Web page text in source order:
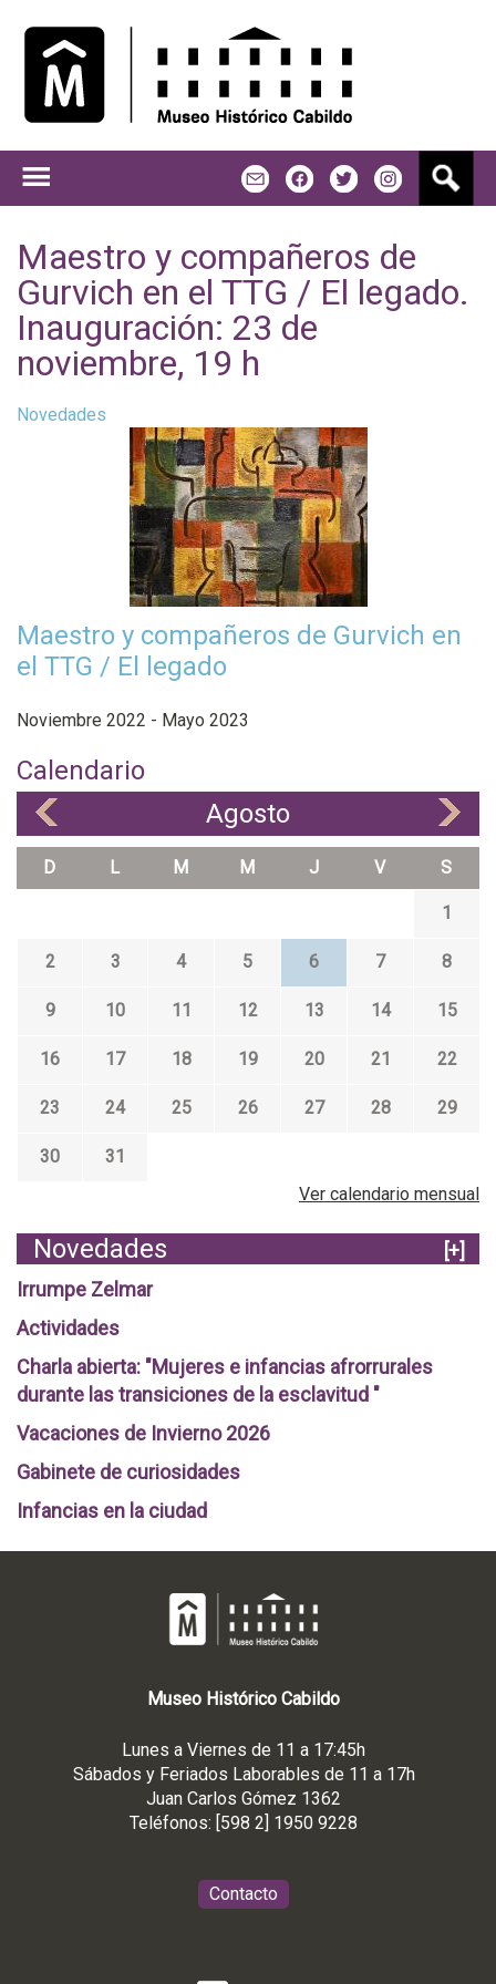
Maestro y compañeros de
Gurvich en el TTG / El legado.
Inauguración: 23 de
noviembre, 19 h
Novedades
Maestro y compañeros de Gurvich en
el TTG / El legado
Noviembre 2022 - Mayo 2023
Calendario
Agosto
D L M M J V S
1
2 3 4 5 6 7 8
9 10 11 12 13 14 15
16 17 18 19 20 21 22
23 24 25 26 27 28 29
30
31
Ver calendario mensual
Novedades
[+]
Irrumpe Zelmar
Actividades
Charla abierta: "Mujeres e infancias afrorrurales
durante las transiciones de la esclavitud "
Vacaciones de Invierno 2026
Gabinete de curiosidades
Infancias en la ciudad
s
r
Museo Histórico Cabildo
Lunes a Viernes de 11 a 17:45h
Sábados y Feriados Laborables de 11 a 17h
Juan Carlos Gómez 1362
Teléfonos: [598 2] 1950 9228
Contacto